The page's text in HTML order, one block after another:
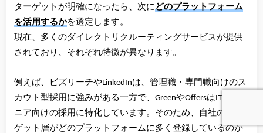
ターゲットが明確になったら、次にどのプラットフォーム
を活用するかを選定します。
現在、多くのダイレクトリクルーティングサービスが提供
されており、それぞれ特徴が異なります。
例えば、ビズリーチやLinkedInは、管理職・専門職向けのス
カウト型採用に強みがある一方で、GreenやOffersはITエンジ
ニア向けの採用に特化しています。そのため、自社のター
ゲット層がどのプラットフォームに多く登録しているのか